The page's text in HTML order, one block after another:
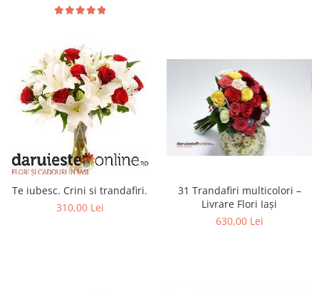
Te iubesc. Crini si trandafiri.
310,00 Lei
31 Trandafiri multicolori –
Livrare Flori Iași
630,00 Lei